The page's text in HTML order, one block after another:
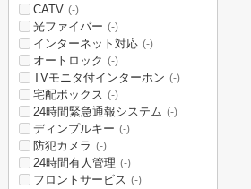
CATV (-)
光ファイバー (-)
インターネット対応 (-)
オートロック (-)
TVモニタ付インターホン (-)
宅配ボックス (-)
24時間緊急通報システム (-)
ディンプルキー (-)
防犯カメラ (-)
24時間有人管理 (-)
フロントサービス (-)